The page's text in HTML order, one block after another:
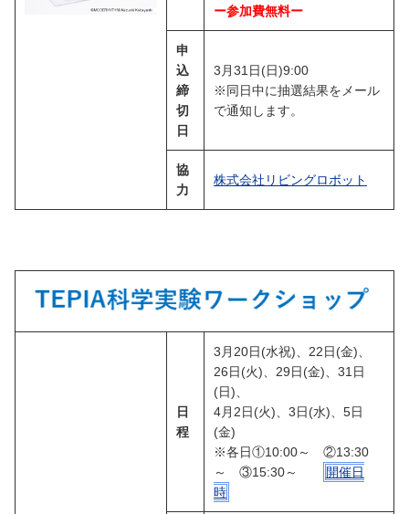
ー参加費無料ー
申
込
締
切
日
3月31日(日)9:00
※同日中に抽選結果をメール
で通知します。
協
力
株式会社リビングロボット
日
程
3月20日(水祝)、22日(金)、
26日(火)、29日(金)、31日
(日)、
4月2日(火)、3日(水)、5日
(金)
※各日①10:00～ ②13:30
～ ③15:30～
開催日
時